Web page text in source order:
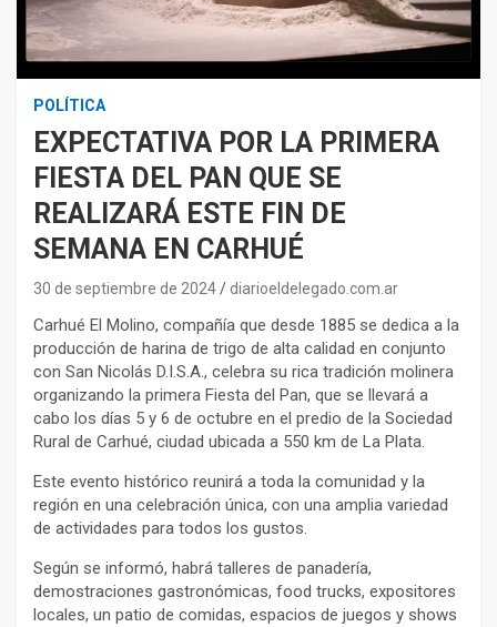
POLÍTICA
EXPECTATIVA POR LA PRIMERA
FIESTA DEL PAN QUE SE
REALIZARÁ ESTE FIN DE
SEMANA EN CARHUÉ
30 de septiembre de 2024 diarioeldelegado.com.ar
Carhué El Molino, compañía que desde 1885 se dedica a la
producción de harina de trigo de alta calidad en conjunto
con San Nicolás D.I.S.A., celebra su rica tradición molinera
organizando la primera Fiesta del Pan, que se llevará a
cabo los días 5 y 6 de octubre en el predio de la Sociedad
Rural de Carhué, ciudad ubicada a 550 km de La Plata.
Este evento histórico reunirá a toda la comunidad y la
región en una celebración única, con una amplia variedad
de actividades para todos los gustos.
Según se informó, habrá talleres de panadería,
demostraciones gastronómicas, food trucks, expositores
locales, un patio de comidas, espacios de juegos y shows